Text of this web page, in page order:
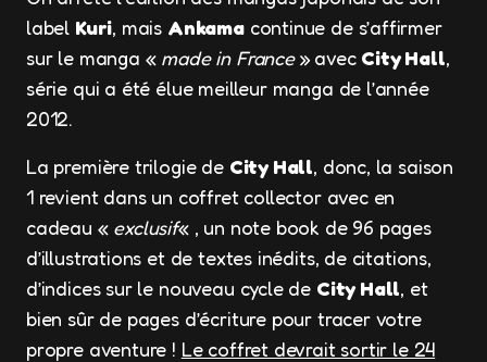
label Kuri, mais Ankamacontinue de s’affirmer
sur le manga « made in France» avec City Hall,
série qui a été élue meilleur manga de l’année
2012.
La première trilogie de City Hall, donc, la saison
1 revient dans un coffret collector avec en
cadeau « exclusif« , un note book de 96 pages
d’illustrations et de textes inédits, de citations,
d’indices sur le nouveau cycle de City Hall, et
bien sûr de pages d’écriture pour tracer votre
propre aventure ! Le coffret devrait sortir le 24